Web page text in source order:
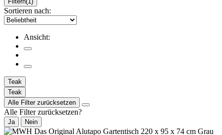
Sortieren nach:
Ansicht:
Teak
Teak
Alle Filter zurücksetzen
Alle Filter zurücksetzen?
Ja Nein